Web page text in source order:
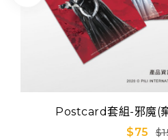
Postcard套組-邪魔(
$75